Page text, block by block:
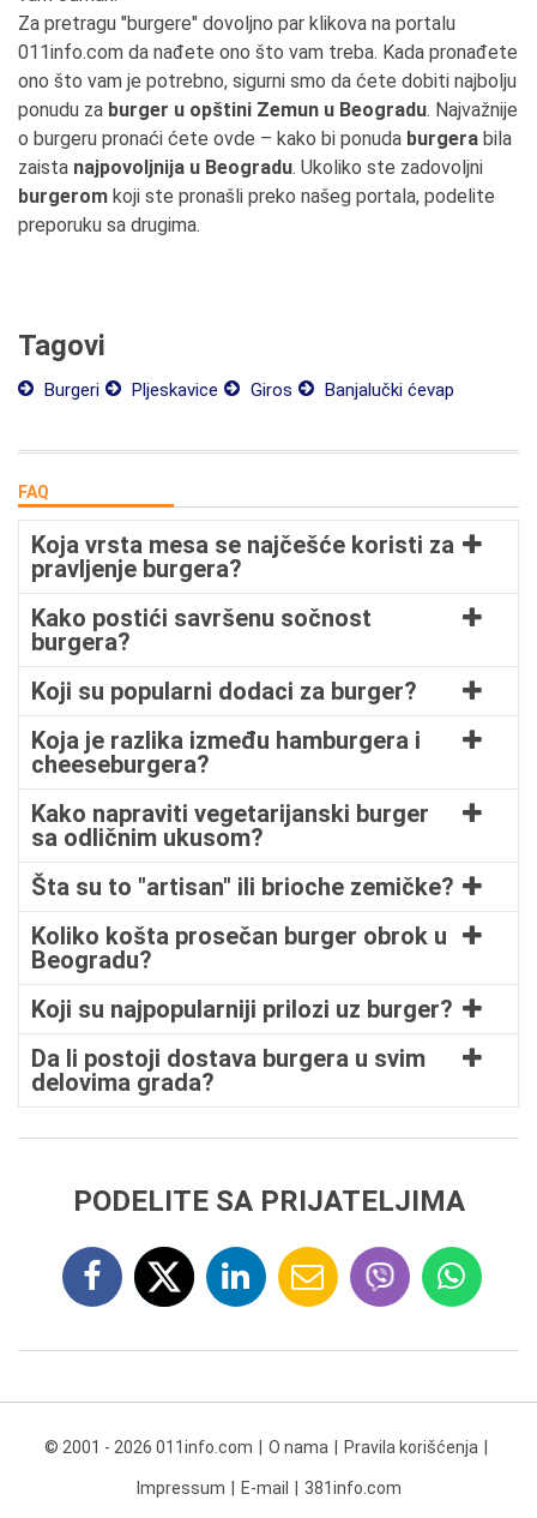
Za pretragu "burgere" dovoljno par klikova na portalu
011info.com da nađete ono što vam treba. Kada pronađete
ono što vam je potrebno, sigurni smo da ćete dobiti najbolju
ponudu za burger u opštini Zemun u Beogradu. Najvažnije
o burgeru pronaći ćete ovde – kako bi ponuda burgera bila
zaista najpovoljnija u Beogradu. Ukoliko ste zadovoljni
burgerom koji ste pronašli preko našeg portala, podelite
preporuku sa drugima.
Tagovi
Burgeri Pljeskavice Giros Banjalučki ćevap
FAQ
Koja vrsta mesa se najčešće koristi za
pravljenje burgera?
Kako postići savršenu sočnost
burgera?
Koji su popularni dodaci za burger?
Koja je razlika između hamburgera i
cheeseburgera?
Kako napraviti vegetarijanski burger
sa odličnim ukusom?
Šta su to "artisan" ili brioche zemičke?
Koliko košta prosečan burger obrok u
Beogradu?
Koji su najpopularniji prilozi uz burger?
Da li postoji dostava burgera u svim
delovima grada?
PODELITE SA PRIJATELJIMA
© 2001 - 2026 011info.com O nama Pravila korišćenja
Impressum E-mail 381info.com